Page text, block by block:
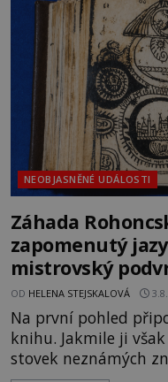
na legendě něco
souhru okolností? Když antropolog Michail
Gerasimov (1907-
NEOBJASNĚNÉ UDÁLOSTI
Záhada
zapomenutý
mistrovský
OD HELENA STEJSKALOVÁ
Na první pohled
knihu. Jakmile ji
stovek neznámých